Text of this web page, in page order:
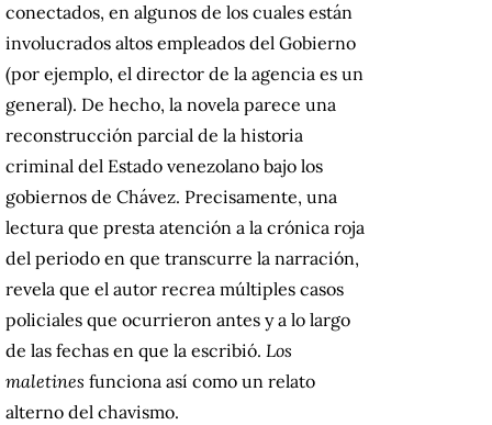
conectados, en algunos de los cuales están
involucrados altos empleados del Gobierno
(por ejemplo, el director de la agencia es un
general). De hecho, la novela parece una
reconstrucción parcial de la historia
criminal del Estado venezolano bajo los
gobiernos de Chávez. Precisamente, una
lectura que presta atención a la crónica roja
del periodo en que transcurre la narración,
revela que el autor recrea múltiples casos
policiales que ocurrieron antes y a lo largo
de las fechas en que la escribió. Los
maletines funciona así como un relato
alterno del chavismo.